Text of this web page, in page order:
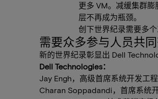
更多 VM。减缓集群
层不再成为瓶颈。
创下世界纪录需要多
需要众多参与人员共
新的世界纪录彰显出 Dell
Dell Technologies：
Jay Engh，高级首席系统开发工
Charan Soppadandi，首席系统